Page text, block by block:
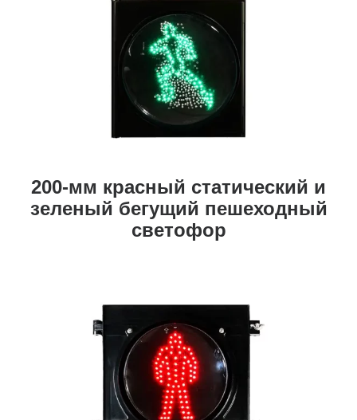
200-мм красный статический и
зеленый бегущий пешеходный
светофор